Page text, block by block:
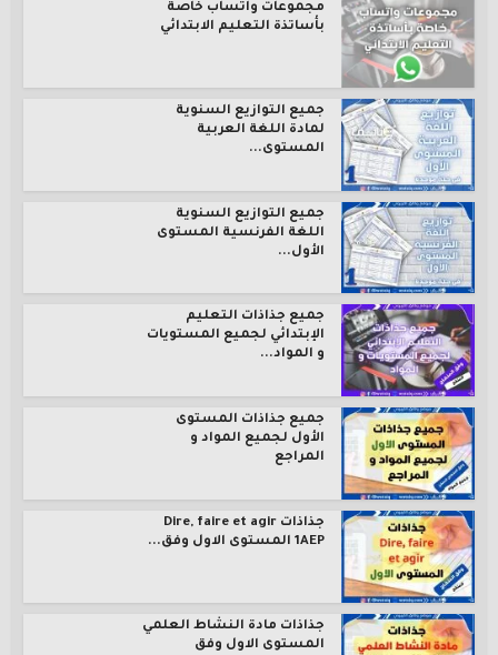
مجموعات واتساب خاصة
بأساتذة التعليم الابتدائي
جميع التوازيع السنوية
لمادة اللغة العربية
المستوى...
جميع التوازيع السنوية
اللغة الفرنسية المستوى
الأول...
جميع جذاذات التعليم
الإبتدائي لجميع المستويات
و المواد...
جميع جذاذات المستوى
الأول لجميع المواد و
المراجع
جذاذات Dire, faire et agir
1AEP المستوى الاول وفق...
جذاذات مادة النشاط العلمي
المستوى الاول وفق